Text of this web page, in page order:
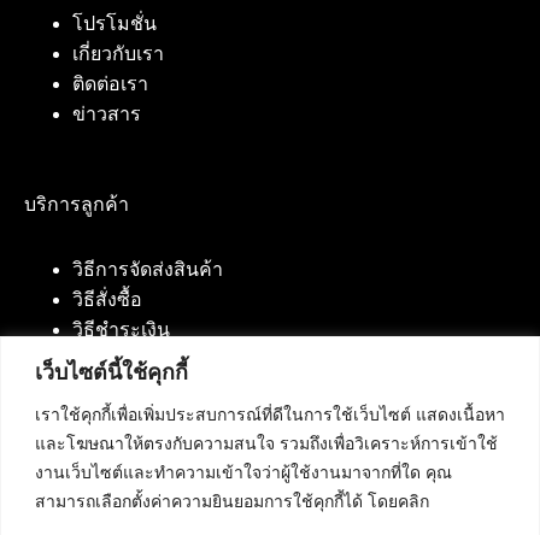
เว็บไซต์นี้ใช้คุกกี้
เราใช้คุกกี้เพื่อเพิ่มประสบการณ์ที่ดีในการใช้เว็บไซต์ แสดงเนื้อหา
และโฆษณาให้ตรงกับความสนใจ รวมถึงเพื่อวิเคราะห์การเข้าใช้
งานเว็บไซต์และทำความเข้าใจว่าผู้ใช้งานมาจากที่ใด คุณ
สามารถเลือกตั้งค่าความยินยอมการใช้คุกกี้ได้ โดยคลิก
โปรโมชั่น
เกี่ยวกับเรา
ติดต่อเรา
ข่าวสาร
บริการลูกค้า
วิธีการจัดส่งสินค้า
วิธีสั่งซื้อ
วิธีชำระเงิน
ติดต่อเรา
บริษัท เน็ทฟิวชั่น คอมมิวนิเคชั่น จำกัด 420/94 ถนน
นัมเบอร์วัน-ราม 2 แขวงดอกไม้, เขตประเวศ